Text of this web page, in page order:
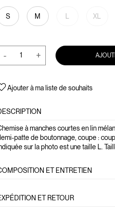
S M XL
- +
Ajouter à ma liste de souhaits
à manches courtes en lin
patte de boutonnage, coupe :
sur la photo est une taille L.
ET ENTRETIEN
ET RETOUR